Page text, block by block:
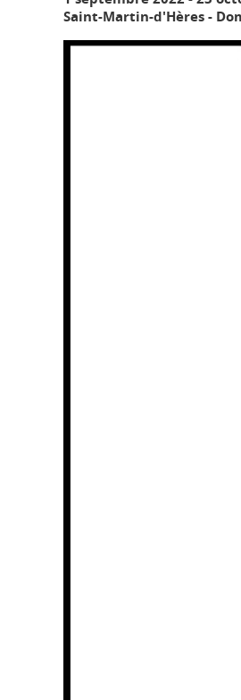
Saint-Martin-d'Hères -